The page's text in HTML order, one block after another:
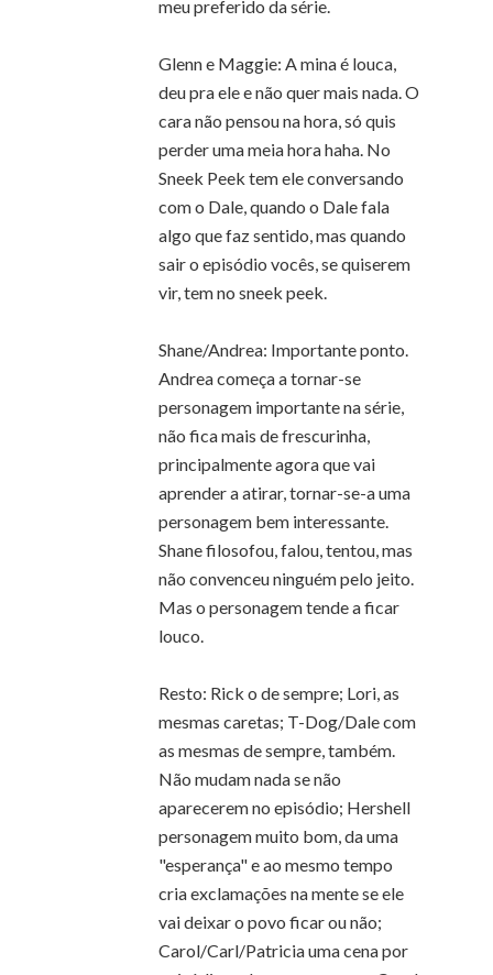
meu preferido da série.
Glenn e Maggie: A mina é louca,
deu pra ele e não quer mais nada. O
cara não pensou na hora, só quis
perder uma meia hora haha. No
Sneek Peek tem ele conversando
com o Dale, quando o Dale fala
algo que faz sentido, mas quando
sair o episódio vocês, se quiserem
vir, tem no sneek peek.
Shane/Andrea: Importante ponto.
Andrea começa a tornar-se
personagem importante na série,
não fica mais de frescurinha,
principalmente agora que vai
aprender a atirar, tornar-se-a uma
personagem bem interessante.
Shane filosofou, falou, tentou, mas
não convenceu ninguém pelo jeito.
Mas o personagem tende a ficar
louco.
Resto: Rick o de sempre; Lori, as
mesmas caretas; T-Dog/Dale com
as mesmas de sempre, também.
Não mudam nada se não
aparecerem no episódio; Hershell
personagem muito bom, da uma
"esperança" e ao mesmo tempo
cria exclamações na mente se ele
vai deixar o povo ficar ou não;
Carol/Carl/Patricia uma cena por